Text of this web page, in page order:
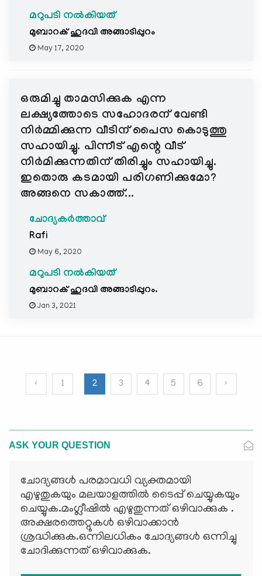
മറുപടി നൽകിയത്
മുബാറക് ഹുദവി അങ്ങാടിപ്പുറം
May 17, 2020
ഒരുമിച്ചു താമസിക്കുക എന്ന
ലക്ഷ്യത്തോടെ സഹോദരന് വേണ്ടി
നിർമ്മിക്കുന്ന വീടിന് പൈസ കൊടുത്തു
സഹായിച്ചു. പിന്നീട് എന്റെ വീട്
നിർമിക്കുന്നതിന് തിരിച്ചും സഹായിച്ചു.
ഇതൊരു കടമായി പരിഗണിക്കുമോ?
അങ്ങനെ സകാത്ത്...
ചോദ്യകർത്താവ്
Rafi
May 6, 2020
മറുപടി നൽകിയത്
മുബാറക് ഹുദവി അങ്ങാടിപ്പുറം.
Jan 3, 2021
‹ 1 2 3 4 5 6 ›
ASK YOUR QUESTION
ചോദ്യങ്ങള്‍ പരമാവധി വ്യക്തമായി
എഴുതുകയും മലയാളത്തില്‍ ടൈപ്പ് ചെയ്യുകയും
ചെയ്യുക.മംഗ്ലീഷില്‍ എഴുതുന്നത് ഒഴിവാക്കുക .
അക്ഷരത്തെറ്റുകള്‍ ഒഴിവാക്കാന്‍
ശ്രദ്ധിക്കുക.ഒന്നിലധികം ചോദ്യങ്ങള്‍ ഒന്നിച്ചു
ചോദിക്കുന്നത് ഒഴിവാക്കുക.